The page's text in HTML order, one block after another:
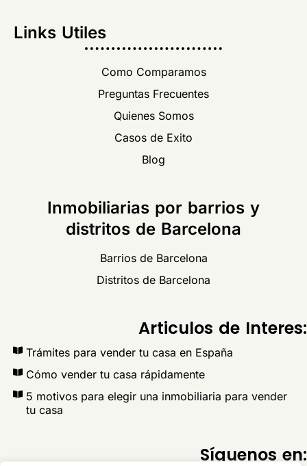
Links Utiles
Como Comparamos
Preguntas Frecuentes
Quienes Somos
Casos de Exito
Blog
Inmobiliarias por barrios y
distritos de Barcelona
Barrios de Barcelona
Distritos de Barcelona
Articulos de Interes:
Trámites para vender tu casa en España
Cómo vender tu casa rápidamente
5 motivos para elegir una inmobiliaria para vender
tu casa
Síguenos en: